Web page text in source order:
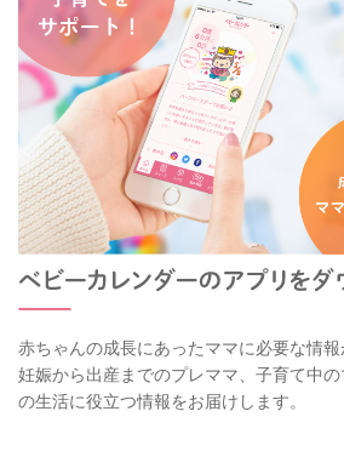
赤ちゃんの成長にあったママに必要な情報
妊娠から出産までのプレママ、子育て中
の生活に役立つ情報をお届けします。